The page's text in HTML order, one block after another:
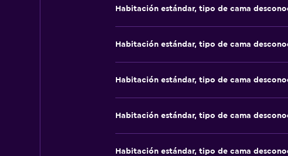
Habitación estándar, tipo de cama
Habitación estándar, tipo de cama
Habitación estándar, tipo de cama
Habitación estándar, tipo de cama
Habitación estándar, tipo de cama